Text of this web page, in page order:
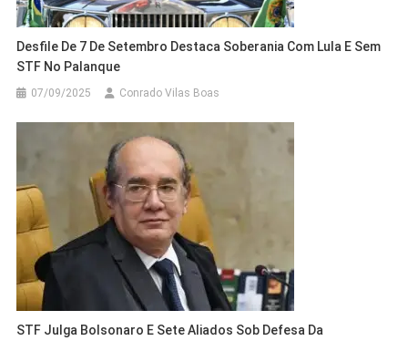
Desfile De 7 De Setembro Destaca Soberania Com Lula E Sem
STF No Palanque
07/09/2025 Conrado Vilas Boas
STF Julga Bolsonaro E Sete Aliados Sob Defesa Da